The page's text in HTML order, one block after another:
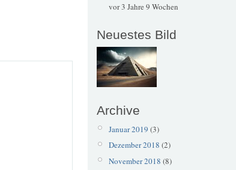
vor 3 Jahre 9 Wochen
Neuestes Bild
Archive
Januar 2019 (3)
Dezember 2018 (2)
November 2018 (8)